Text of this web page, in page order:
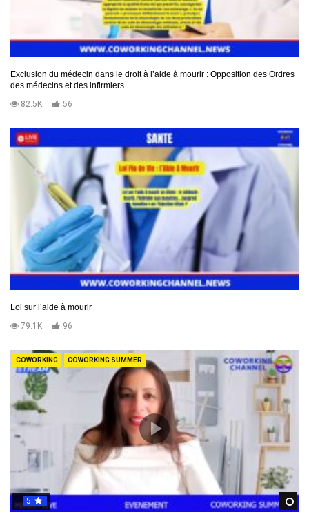
Exclusion du médecin dans le droit à l’aide à mourir : Opposition des Ordres
des médecins et des infirmiers
82.5K
56
Loi sur l’aide à mourir
79.1K
96
COWORKING COWORKING SUMMER
5